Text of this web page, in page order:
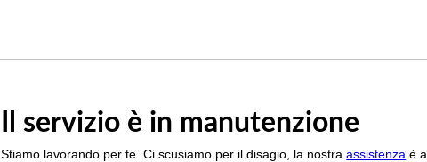
Il servizio è in manutenzione
Stiamo lavorando per te. Ci scusiamo per il disagio, la nostraassistenza è a